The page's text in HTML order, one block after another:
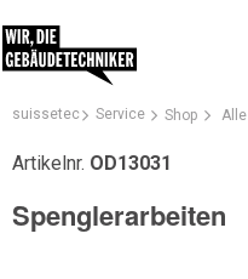
suissetec Service Shop Alle
Artikelnr. OD13031
Spenglerarbeiten